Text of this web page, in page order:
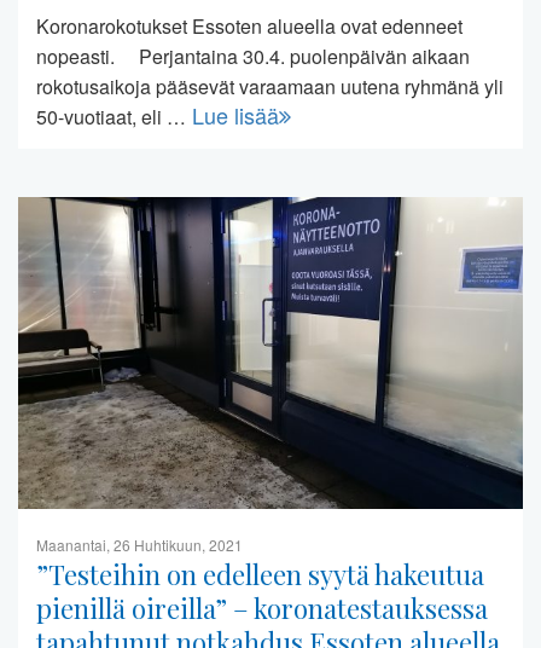
Koronarokotukset Essoten alueella ovat edenneet
nopeasti. Perjantaina 30.4. puolenpäivän aikaan
rokotusaikoja pääsevät varaamaan uutena ryhmänä yli
50-vuotiaat, eli … Lue lisää
Maanantai, 26 Huhtikuun, 2021
”Testeihin on edelleen syytä hakeutua
pienillä oireilla” – koronatestauksessa